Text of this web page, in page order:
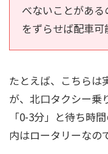
べないことがあ
をずらせば配車可
たとえば、こちらは
が、北口タクシー乗
「0-3分」と待ち時
内はロータリーなの